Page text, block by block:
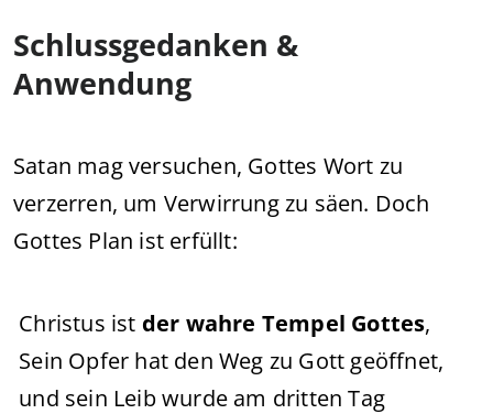
Schlussgedanken &
Anwendung
Satan mag versuchen, Gottes Wort zu
verzerren, um Verwirrung zu säen. Doch
Gottes Plan ist erfüllt:
Christus ist der wahre Tempel Gottes,
Sein Opfer hat den Weg zu Gott geöffnet,
und sein Leib wurde am dritten Tag